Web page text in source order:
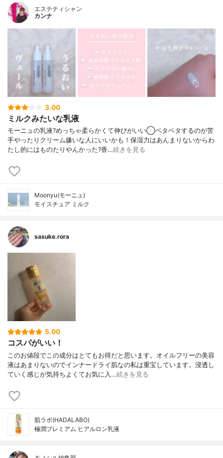
エステティシャン
カンナ
3.00
ミルクみたいな乳液
モーニュの乳液?めっちゃ柔らかくて伸びがいい◯ベタベタするのが苦
手やったりクリーム嫌いな人にいいかも！保湿力はあんまりないからわ
たし的にはものたりやんかった?香…続きを見る
Moonyu(モーニュ)
モイスチュア ミルク
sasuke.rora
5.00
コスパがいい！
このお値段でこの成分はとてもお得だと思います。オイルフリーの美容
液はあまりないのでインナードライ肌なの私は重宝しています。浸透し
ていく感じが気持ちよくてお気に入…続きを見る
肌ラボ(HADALABO)
極潤プレミアム ヒアルロン乳液